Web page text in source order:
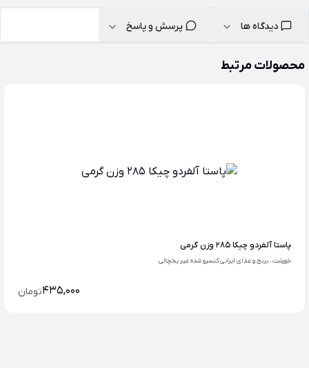
دیدگاه ها پرسش و پاسخ
محصولات مرتبط
پاستا آلفردو چیکا 285 وزن گرمی
خورشت ، برنج و غذای ایرانی کنسرو شده غیر یخچالی
435,000تومان